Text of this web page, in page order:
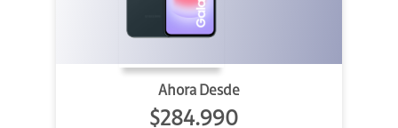
Ahora Desde
$284.990